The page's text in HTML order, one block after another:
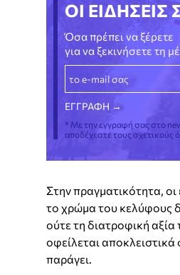
ΟΙ ΕΙΔΗΣΕΙΣ
Όσα πρέπει να ξέρετε
για να ξεκινήσετε τη
* Με την εγγραφή σας στο
αποδέχεστε τους σχετικούς
Στην πραγματικότητα, οι
το χρώμα του κελύφους
ούτε τη διατροφική
οφείλεται
παράγει.